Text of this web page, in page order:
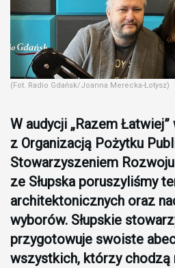
(Fot. Radio Gdańsk/Joanna Merecka-Łotysz)
W audycji „Razem
z Organizacją Pożytku
Stowarzyszeniem
ze Słupska poruszyliśmy
architektonicznych oraz
wyborów. Słupskie
przygotowuje swoiste
wszystkich, którzy chodzą